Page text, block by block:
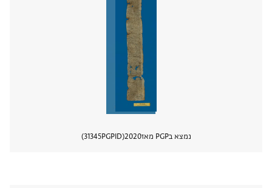
נמצא בPGP מאז 2020
PGPID
31345